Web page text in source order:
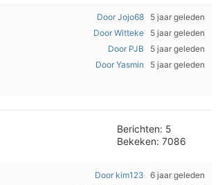
Door Jojo685 jaar geleden
Door Witteke5 jaar geleden
Door PJB 5 jaar geleden
Door Yasmin 5 jaar geleden
Berichten: 5
Bekeken: 7086
Door kim123 6 jaar geleden